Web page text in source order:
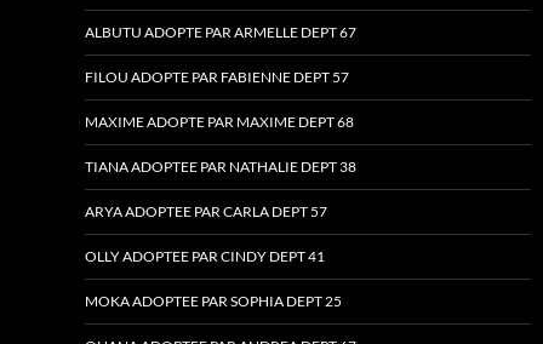
ALBUTU ADOPTE PAR ARMELLE DEPT 67
FILOU ADOPTE PAR FABIENNE DEPT 57
MAXIME ADOPTE PAR MAXIME DEPT 68
TIANA ADOPTEE PAR NATHALIE DEPT 38
ARYA ADOPTEE PAR CARLA DEPT 57
OLLY ADOPTEE PAR CINDY DEPT 41
MOKA ADOPTEE PAR SOPHIA DEPT 25